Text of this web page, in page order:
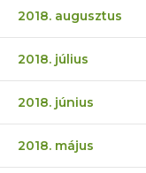
2018. augusztus
2018. július
2018. június
2018. május